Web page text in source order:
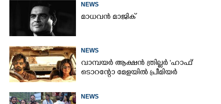
NEWS
മാധവൻ മാജിക്
NEWS
വാമ്പയർ ആക്ഷൻ ത്രില്ലർ 'ഹാഫ്'
ടൊറന്റോ മേളയിൽ പ്രീമിയർ
NEWS